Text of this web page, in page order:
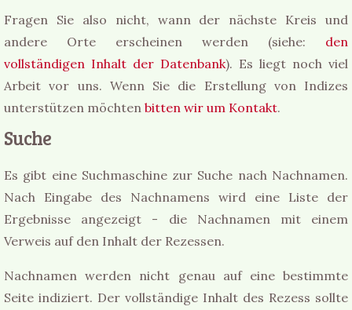
Fragen Sie also nicht, wann der nächste Kreis und
andere Orte erscheinen werden (siehe: den
vollständigen Inhalt der Datenbank). Es liegt noch viel
Arbeit vor uns. Wenn Sie die Erstellung von Indizes
unterstützen möchten bitten wir um Kontakt.
Suche
Es gibt eine Suchmaschine zur Suche nach Nachnamen.
Nach Eingabe des Nachnamens wird eine Liste der
Ergebnisse angezeigt - die Nachnamen mit einem
Verweis auf den Inhalt der Rezessen.
Nachnamen werden nicht genau auf eine bestimmte
Seite indiziert. Der vollständige Inhalt des Rezess sollte